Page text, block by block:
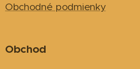
Obchodné podmienky
Obchod